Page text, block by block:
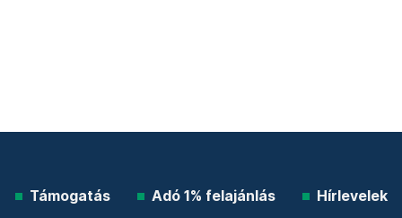
Támogatás Adó 1% felajánlás Hírlevelek